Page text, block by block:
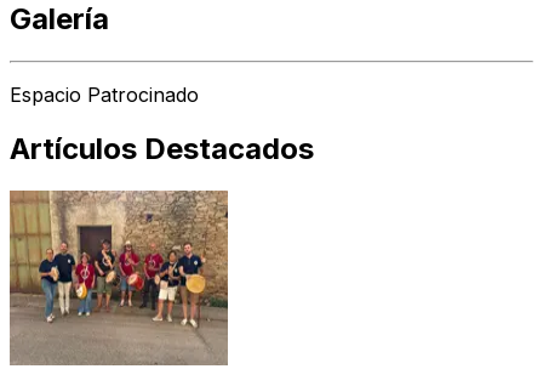
Galería
Espacio Patrocinado
Artículos Destacados